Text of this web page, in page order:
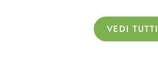
VEDI TUTTI